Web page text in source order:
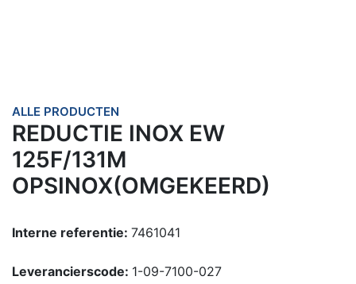
ALLE PRODUCTEN
REDUCTIE INOX EW
125F/131M
OPSINOX(OMGEKEERD)
Interne referentie: 7461041
Leverancierscode: 1-09-7100-027